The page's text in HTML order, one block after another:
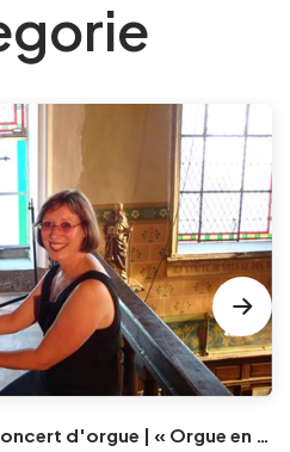
Les Estivales en Volière: concert d'orgue | « Orgue en Volière » , les 3e dimanches du mois (été) audition d’orgue (accès libre)